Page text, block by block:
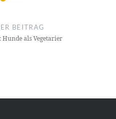
BEITRAG
als Vegetarier